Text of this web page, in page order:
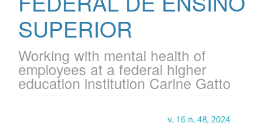
SUPERIOR
Working with mental health of
employees at a federal higher
education institution Carine Gatto